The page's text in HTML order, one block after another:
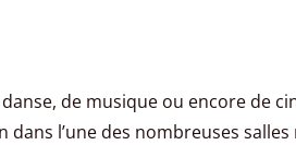
de musique ou encore de
l’une des nombreuses